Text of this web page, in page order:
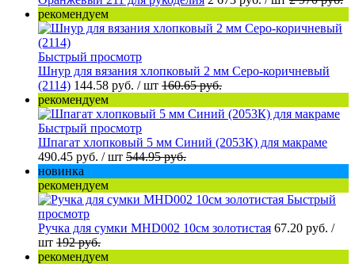
рекомендуем
Быстрый просмотр
Шнур для вязания хлопковый 2 мм Серо-коричневый
(2114) 144.58 руб. / шт 160.65 руб.
рекомендуем
Быстрый просмотр
Шпагат хлопковый 5 мм Синий (2053К) для макраме
490.45 руб. / шт 544.95 руб.
новинка
рекомендуем
Быстрый
просмотр
Ручка для сумки MHD002 10см золотистая 67.20 руб. /
шт 192 руб.
рекомендуем